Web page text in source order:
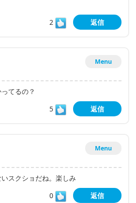
2
返信
Menu
てるの？
5
返信
Menu
スクショだね。楽しみ
0
返信